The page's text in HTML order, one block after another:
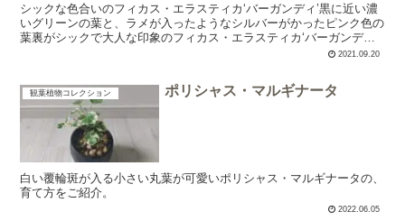
シックな色合いのフィカス・エラスティカ‘バーガンディ’黒に近い濃
いグリーンの葉と、ラメが入ったようなシルバーがかったピンク色の
葉裏がシックで大人な印象のフィカス・エラスティカ‘バーガンディ
2021.09.20
観葉植物コレクション ポリシャス・マルギナータ
白い覆輪斑が入る小さい丸葉が可愛いポリシャス・マルギナータの、
育て方をご紹介。
2022.06.05